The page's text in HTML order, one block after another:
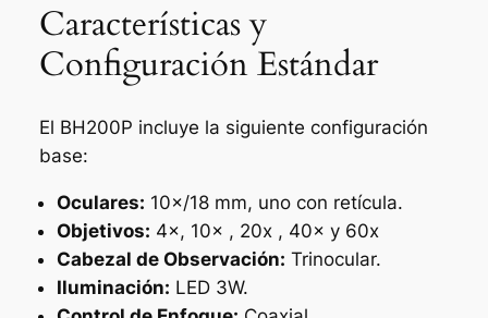
Características y
Configuración Estándar
El BH200P incluye la siguiente configuración
base:
Oculares: 10×/18 mm, uno con retícula.
Objetivos: 4×, 10× , 20x , 40× y 60x
Cabezal de Observación: Trinocular.
Iluminación: LED 3W.